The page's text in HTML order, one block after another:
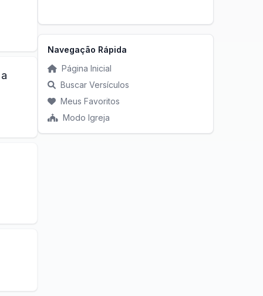
Navegação Rápida
Página Inicial
Buscar Versículos
Meus Favoritos
Modo Igreja